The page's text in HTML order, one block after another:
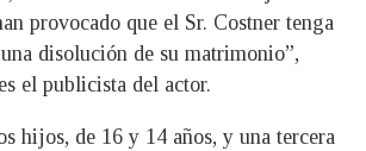
provocado que el Sr. Costner tenga
disolución de su matrimonio”,
el publicista del actor.
hijos, de 16 y 14 años, y una tercera